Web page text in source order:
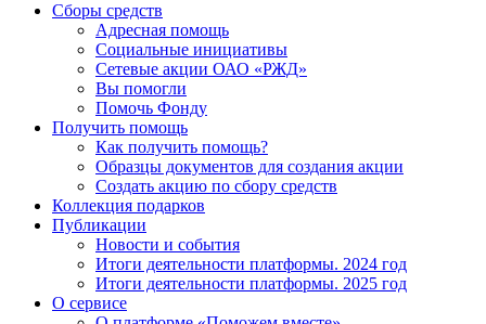
Сборы средств
Адресная помощь
Социальные инициативы
Сетевые акции ОАО «РЖД»
Вы помогли
Помочь Фонду
Получить помощь
Как получить помощь?
Образцы документов для создания акции
Создать акцию по сбору средств
Коллекция подарков
Публикации
Новости и события
Итоги деятельности платформы. 2024 год
Итоги деятельности платформы. 2025 год
О сервисе